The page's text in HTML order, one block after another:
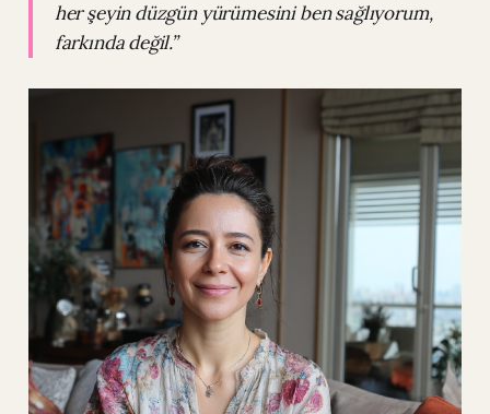
her şeyin düzgün yürümesini ben sağlıyorum,
farkında değil.”